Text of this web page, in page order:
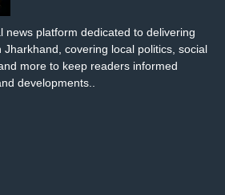
news platform dedicated to delivering
covering local politics, social
more to keep readers informed
developments..